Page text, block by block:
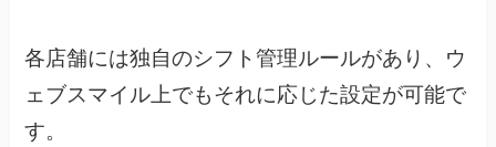
各店舗には独自のシフト管理ルールがあり、ウ
ェブスマイル上でもそれに応じた設定が可能で
す。